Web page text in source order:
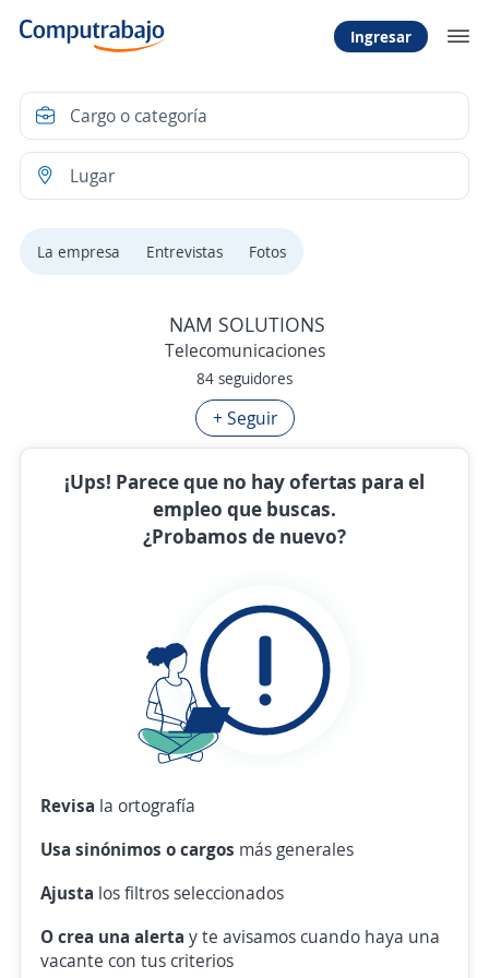
Ingresar
La empresa Entrevistas Fotos
NAM SOLUTIONS
Telecomunicaciones
84 seguidores
+ Seguir
¡Ups! Parece que no hay ofertas para el
empleo que buscas.
¿Probamos de nuevo?
Revisa la ortografía
Usa sinónimos o cargos más generales
Ajusta los filtros seleccionados
O crea una alerta y te avisamos cuando haya una
vacante con tus criterios